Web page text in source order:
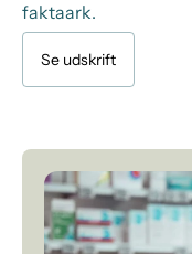
faktaark.
Se udskrift